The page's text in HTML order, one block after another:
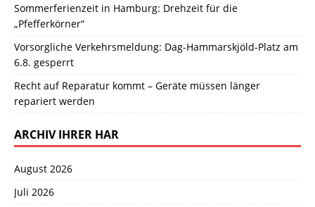
Sommerferienzeit in Hamburg: Drehzeit für die
„Pfefferkörner“
Vorsorgliche Verkehrsmeldung: Dag-Hammarskjöld-Platz am
6.8. gesperrt
Recht auf Reparatur kommt – Geräte müssen länger
repariert werden
ARCHIV IHRER HAR
August 2026
Juli 2026